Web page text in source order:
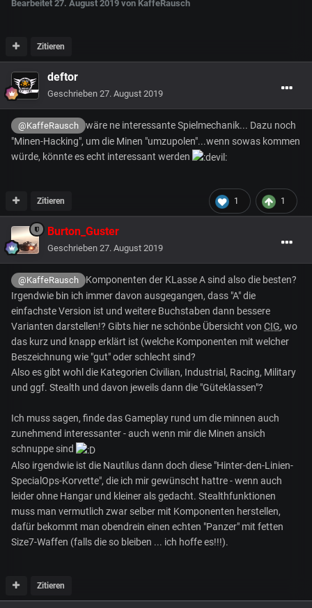
Bearbeitet 27. August 2019 von KaffeRausch
Zitieren
deftor
Geschrieben 27. August 2019
@KaffeRausch
wäre ne interessante Spielmechanik... Dazu noch
"Minen-Hacking", um die Minen "umzupolen"...wenn sowas kommen
würde, könnte es echt interessant werden
1 1
Zitieren
Burton_Guster
Geschrieben 27. August 2019
@KaffeRausch
Komponenten der KLasse A sind also die besten?
Irgendwie bin ich immer davon ausgegangen, dass "A" die
einfachste Version ist und weitere Buchstaben dann bessere
Varianten darstellen!? Gibts hier ne schönbe Übersicht von CIG, wo
das kurz und knapp erklärt ist (welche Komponenten mit welcher
Beszeichnung wie "gut" oder schlecht sind?
Also es gibt wohl die Kategorien Civilian, Industrial, Racing, Military
und ggf. Stealth und davon jeweils dann die "Güteklassen"?
Ich muss sagen, finde das Gameplay rund um die minnen auch
zunehmend interessanter - auch wenn mir die Minen ansich
schnuppe sind
Also irgendwie ist die Nautilus dann doch diese "Hinter-den-Linien-
SpecialOps-Korvette", die ich mir gewünscht hattre - wenn auch
leider ohne Hangar und kleiner als gedacht. Stealthfunktionen
muss man vermutlich zwar selber mit Komponenten herstellen,
dafür bekommt man obendrein einen echten "Panzer" mit fetten
Size7-Waffen (falls die so bleiben ... ich hoffe es!!!).
Zitieren